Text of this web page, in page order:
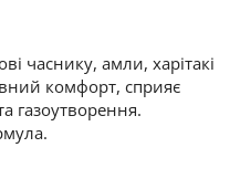
часнику, амли, харітакі
комфорт, сприяє
газоутворення.